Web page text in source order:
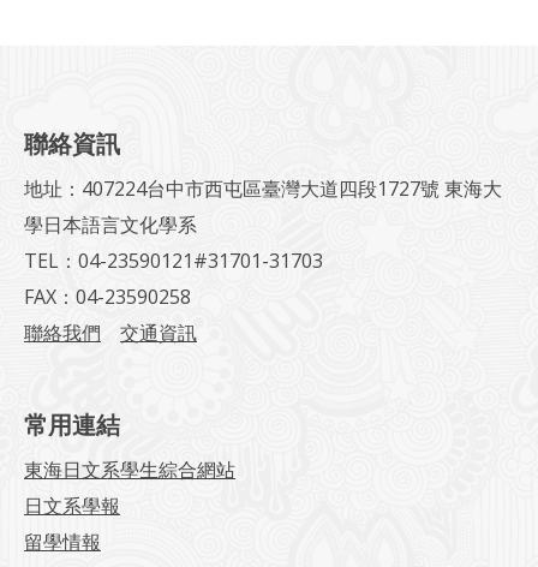
聯絡資訊
地址：407224台中市西屯區臺灣大道四段1727號 東海大
學日本語言文化學系
TEL：04-23590121#31701-31703
FAX：04-23590258
聯絡我們
交通資訊
常用連結
東海日文系學生綜合網站
日文系學報
留學情報